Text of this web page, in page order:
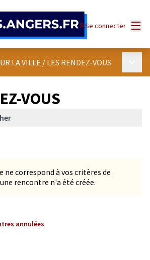
Se connecter
LA VILLE / LES RENDEZ-VOUS
VOUS
ne correspond à vos critères de
rencontre n'a été créée.
annulées